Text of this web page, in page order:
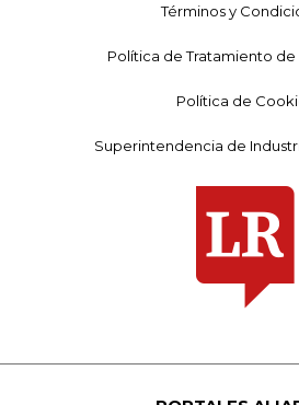
Términos y
Política de Tratamiento
Política de
Superintendencia de